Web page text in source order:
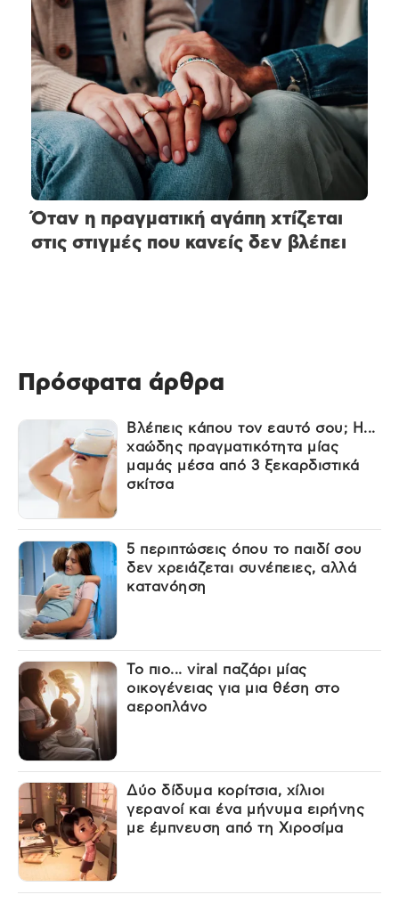
Όταν η πραγματική αγάπη χτίζεται
στις στιγμές που κανείς δεν βλέπει
Πρόσφατα άρθρα
Βλέπεις κάπου τον εαυτό σου; Η...
χαώδης πραγματικότητα μίας
μαμάς μέσα από 3 ξεκαρδιστικά
σκίτσα
5 περιπτώσεις όπου το παιδί σου
δεν χρειάζεται συνέπειες, αλλά
κατανόηση
Το πιο... viral παζάρι μίας
οικογένειας για μια θέση στο
αεροπλάνο
Δύο δίδυμα κορίτσια, χίλιοι
γερανοί και ένα μήνυμα ειρήνης
με έμπνευση από τη Χιροσίμα